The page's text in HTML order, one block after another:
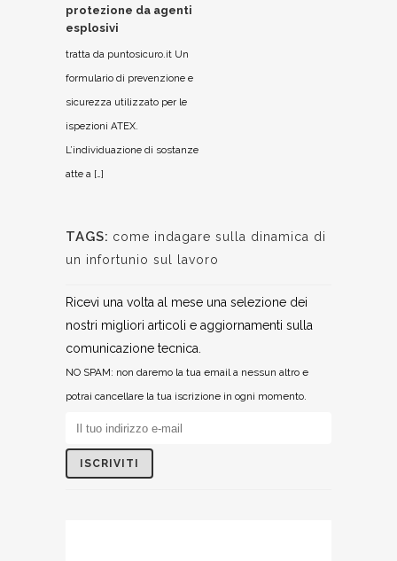
protezione da agenti
esplosivi
tratta da puntosicuro.it Un
formulario di prevenzione e
sicurezza utilizzato per le
ispezioni ATEX.
L’individuazione di sostanze
atte a […]
TAGS: come indagare sulla dinamica di
un infortunio sul lavoro
Ricevi una volta al mese una selezione dei
nostri migliori articoli e aggiornamenti sulla
comunicazione tecnica.
NO SPAM: non daremo la tua email a nessun altro e
potrai cancellare la tua iscrizione in ogni momento.